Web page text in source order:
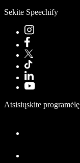
Sekite Speechify
Atsisiųskite programėlę